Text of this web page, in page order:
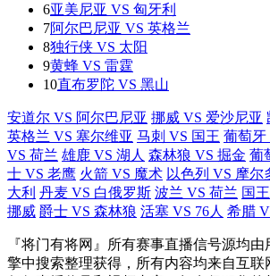
6亚美尼亚 VS 匈牙利
7阿尔巴尼亚 VS 英格兰
8独行侠 VS 太阳
9黄蜂 VS 雷霆
10直布罗陀 VS 黑山
安道尔 VS 阿尔巴尼亚 挪威 VS 爱沙尼亚
英格兰 VS 塞尔维亚 马刺 VS 国王 葡萄牙
VS 荷兰 雄鹿 VS 湖人 森林狼 VS 掘金 葡
士 VS 老鹰 火箭 VS 魔术 以色列 VS 摩尔
大利 丹麦 VS 白俄罗斯 波兰 VS 荷兰 国
挪威 爵士 VS 森林狼 活塞 VS 76人 希腊
『将门有将网』所有赛事直播信号源均由
擎中搜索整理获得，所有内容均来自互联